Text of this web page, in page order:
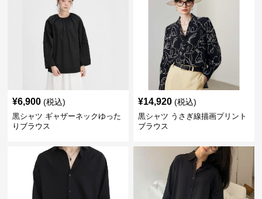
¥6,900 (税込)
黒シャツ ギャザーネックゆった
りブラウス
¥14,920 (税込)
黒シャツ うさぎ線描画プリント
ブラウス